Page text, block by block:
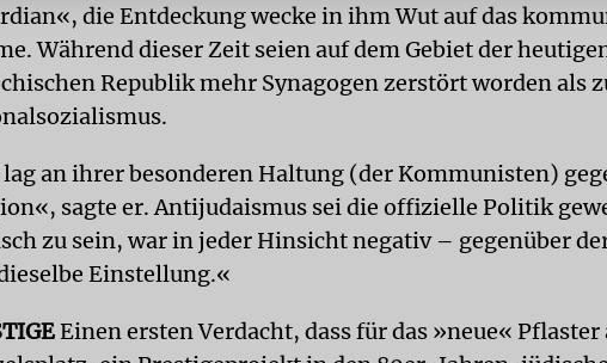
die Entdeckung wecke in ihm Wut auf das
Während dieser Zeit seien auf dem Gebiet der
Republik mehr Synagogen zerstört worden als
lag an ihrer besonderen Haltung (der Kommunisten)
sagte er. Antijudaismus sei die offizielle Politik
zu sein, war in jeder Hinsicht negativ – gegenüber
Einstellung.«
Einen ersten Verdacht, dass für das »neue« Pflaster